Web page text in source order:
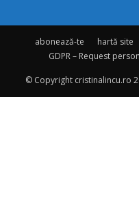
abonează-te hartă site
GDPR – Request
© Copyright cristinalincu.ro